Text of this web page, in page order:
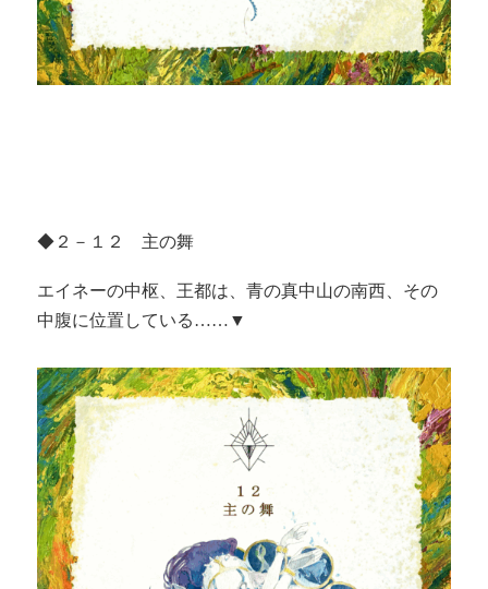
◆２－１２ 主の舞
エイネーの中枢、王都は、青の真中山の南西、その
中腹に位置している……▼